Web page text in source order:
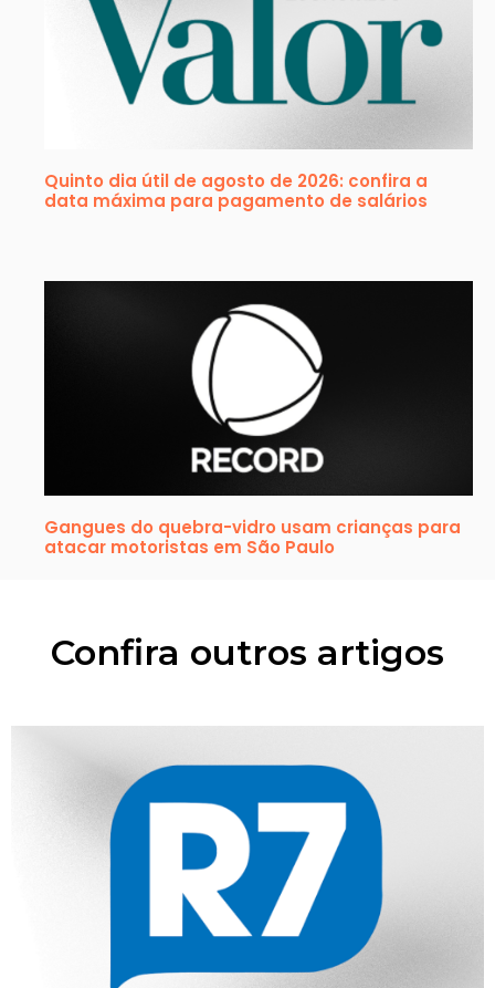
Quinto dia útil de agosto de 2026: confira a
data máxima para pagamento de salários
Gangues do quebra-vidro usam crianças para
atacar motoristas em São Paulo
Confira outros artigos